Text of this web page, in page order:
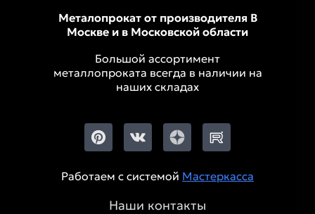
Металопрокат от производителя В
Москве и в Московской области
Большой ассортимент
металлопроката всегда в наличии на
наших складах
Работаем с системой Мастеркасса
Наши контакты